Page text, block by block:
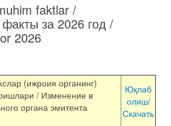
faktlar /
за 2026 год /
2026
(ижроия органинг)
/ Изменение в
органа эмитента
Юқлаб
олиш/
Скачать